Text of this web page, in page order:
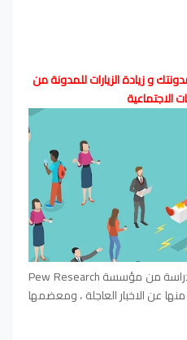
و زيادة الزيارات للمدونة من
الاجتماعية
في مقال سابق نشرت تقرير عن دراسة من مؤسسة Pew Research
عن الاخبار العاجلة ، ومعضمها